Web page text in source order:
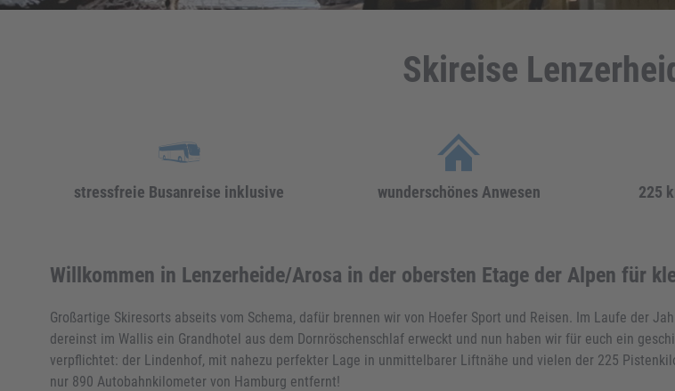
Skireise
stressfreie Busanreise inklusive wunderschönes Anwesen 225
Willkommen in Lenzerheide/Arosa in der obersten Etage der Alpen für
Großartige Skiresorts abseits vom Schema, dafür brennen wir von Hoefer Sport und Reisen. Im Laufe der
dereinst im Wallis ein Grandhotel aus dem Dornröschenschlaf erweckt und nun haben wir für euch ein
verpflichtet: der Lindenhof, mit nahezu perfekter Lage in unmittelbarer Liftnähe und vielen der 225
nur 890 Autobahnkilometer von Hamburg entfernt!